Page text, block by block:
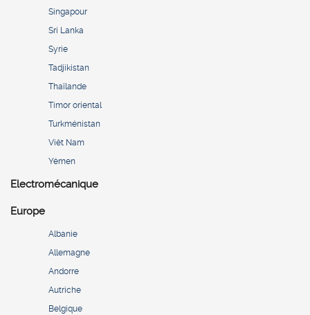
Singapour
Sri Lanka
Syrie
Tadjikistan
Thaïlande
Timor oriental
Turkménistan
Viêt Nam
Yémen
Electromécanique
Europe
Albanie
Allemagne
Andorre
Autriche
Belgique